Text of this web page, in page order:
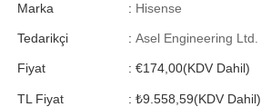
Marka : Hisense
Tedarikçi : Asel Engineering Ltd.
Fiyat : €174,00(KDV Dahil)
TL Fiyat : ₺9.558,59(KDV Dahil)